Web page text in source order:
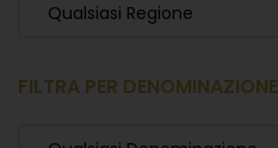
Qualsiasi Regione
FILTRA PER DENOMINAZIONE